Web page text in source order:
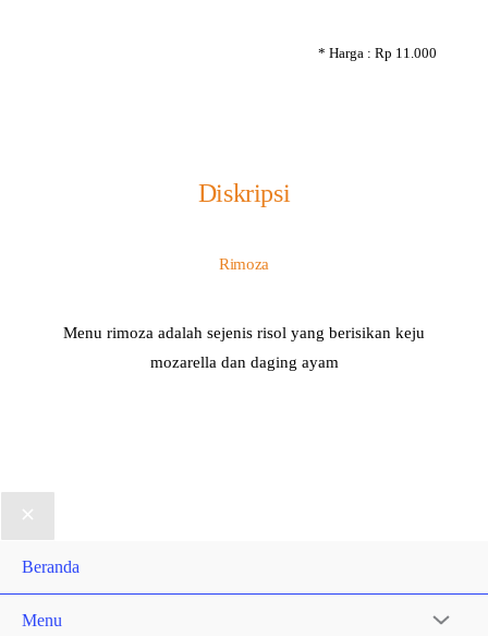
* Harga : Rp 11.000
Diskripsi
Rimoza
Menu rimoza adalah sejenis risol yang berisikan keju
mozarella dan daging ayam
Beranda
Menu